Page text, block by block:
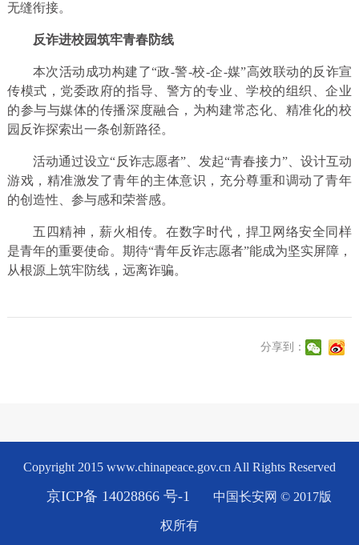
无缝衔接。
反诈进校园筑牢青春防线
本次活动成功构建了“政-警-校-企-媒”高效联动的反诈宣
传模式，党委政府的指导、警方的专业、学校的组织、企业
的参与与媒体的传播深度融合，为构建常态化、精准化的校
园反诈探索出一条创新路径。
活动通过设立“反诈志愿者”、发起“青春接力”、设计互动
游戏，精准激发了青年的主体意识，充分尊重和调动了青年
的创造性、参与感和荣誉感。
五四精神，薪火相传。在数字时代，捍卫网络安全同样
是青年的重要使命。期待“青年反诈志愿者”能成为坚实屏障，
从根源上筑牢防线，远离诈骗。
分享到：
Copyright 2015 www.chinapeace.gov.cn All Rights Reserved
京ICP备 14028866 号-1 中国长安网 © 2017版
权所有